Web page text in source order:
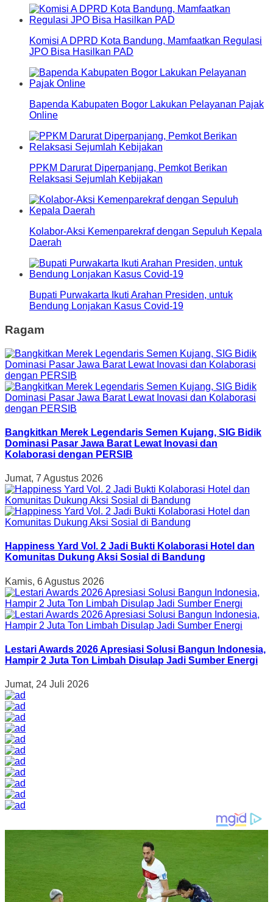
Komisi A DPRD Kota Bandung, Mamfaatkan Regulasi
JPO Bisa Hasilkan PAD
Bapenda Kabupaten Bogor Lakukan Pelayanan Pajak
Online
PPKM Darurat Diperpanjang, Pemkot Berikan
Relaksasi Sejumlah Kebijakan
Kolabor-Aksi Kemenparekraf dengan Sepuluh Kepala
Daerah
Bupati Purwakarta Ikuti Arahan Presiden, untuk
Bendung Lonjakan Kasus Covid-19
Ragam
Bangkitkan Merek Legendaris Semen Kujang, SIG Bidik
Dominasi Pasar Jawa Barat Lewat Inovasi dan
Kolaborasi dengan PERSIB
Jumat, 7 Agustus 2026
Happiness Yard Vol. 2 Jadi Bukti Kolaborasi Hotel dan
Komunitas Dukung Aksi Sosial di Bandung
Kamis, 6 Agustus 2026
Lestari Awards 2026 Apresiasi Solusi Bangun Indonesia,
Hampir 2 Juta Ton Limbah Disulap Jadi Sumber Energi
Jumat, 24 Juli 2026